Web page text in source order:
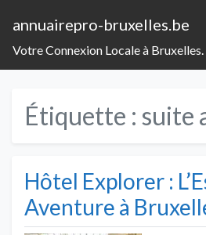
annuairepro-bruxelles.be
Votre Connexion Locale à Bruxelles.
Étiquette : suite
Hôtel Explorer :
Aventure à